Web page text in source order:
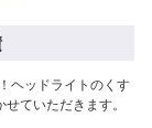
ヘッドライトのくす
ていただきます。